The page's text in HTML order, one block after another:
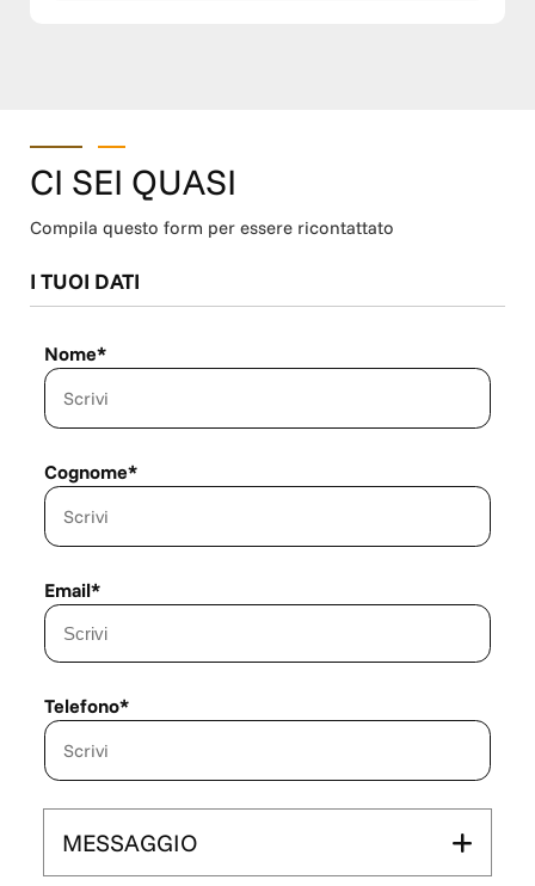
CI SEI QUASI
Compila questo form per essere ricontattato
I TUOI DATI
Nome*
Cognome*
Email*
Telefono*
MESSAGGIO